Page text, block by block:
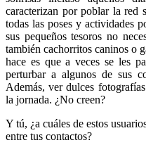
caracterizan por poblar la red
todas las poses y actividades
sus pequeños tesoros no
también cachorritos caninos o
hace es que a veces se les
perturbar a algunos de sus
Además, ver dulces
la jornada. ¿No creen?
Y tú, ¿a cuáles de estos
entre tus contactos?